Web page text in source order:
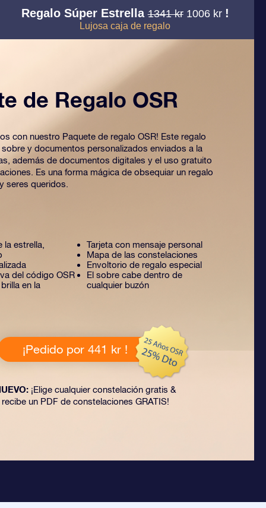
Regalo Súper Estrella1341 kr 1006 kr !
Lujosa caja de regalo
de Regalo OSR
con nuestro Paquete de regalo OSR! Este regalo
y documentos personalizados enviados a la
además de documentos digitales y el uso gratuito
Es una forma mágica de obsequiar un regalo
seres queridos.
la estrella,
del código OSR
en la
Tarjeta con mensaje personal
Mapa de las constelaciones
Envoltorio de regalo especial
El sobre cabe dentro de
cualquier buzón
¡Pedido por 441 kr !
¡Elige cualquier constelación gratis &
recibe un PDF de constelaciones GRATIS!